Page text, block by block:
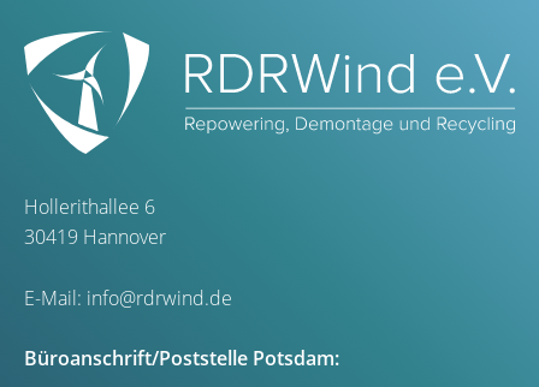
Hollerithallee 6
30419 Hannover
E-Mail: info@rdrwind.de
Büroanschrift/Poststelle Potsdam: